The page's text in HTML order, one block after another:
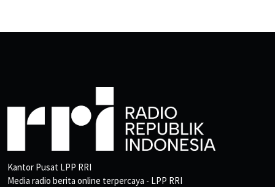
Kantor Pusat LPP RRI
Media radio berita online terpercaya - LPP RRI